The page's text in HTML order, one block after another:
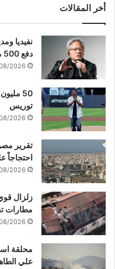
أخر المقالات
نفيديا
دفع 500 مليار دولار للذكاء الاصطناعي
2026
50
توريس
2026
تقرير
احتجاجاً
2026
مطارات
2026
محلقة
علي